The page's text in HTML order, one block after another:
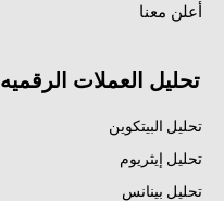
أعلن معنا
تحليل العملات الرقميه
تحليل البيتكوين
تحليل إيثريوم
تحليل بينانس